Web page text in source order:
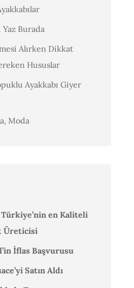
Burada
Alırken Dikkat
Hususlar
Ayakkabı Giyer
Moda
en Kaliteli
Üreticisi
İflas Başvurusu
Satın Aldı